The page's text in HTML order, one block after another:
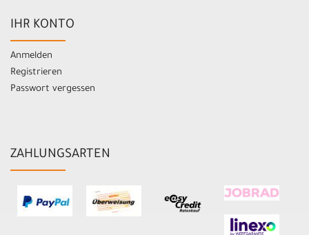
IHR KONTO
Anmelden
Registrieren
Passwort vergessen
ZAHLUNGSARTEN